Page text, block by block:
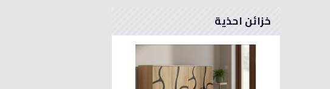
خزائن احذية